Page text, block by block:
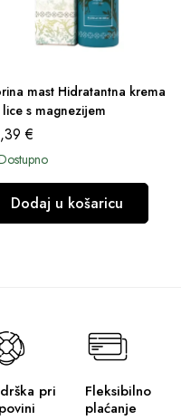
mast Hidratantna krema
s magnezijem
€
Dodaj u košaricu
pri
Fleksibilno
plaćanje